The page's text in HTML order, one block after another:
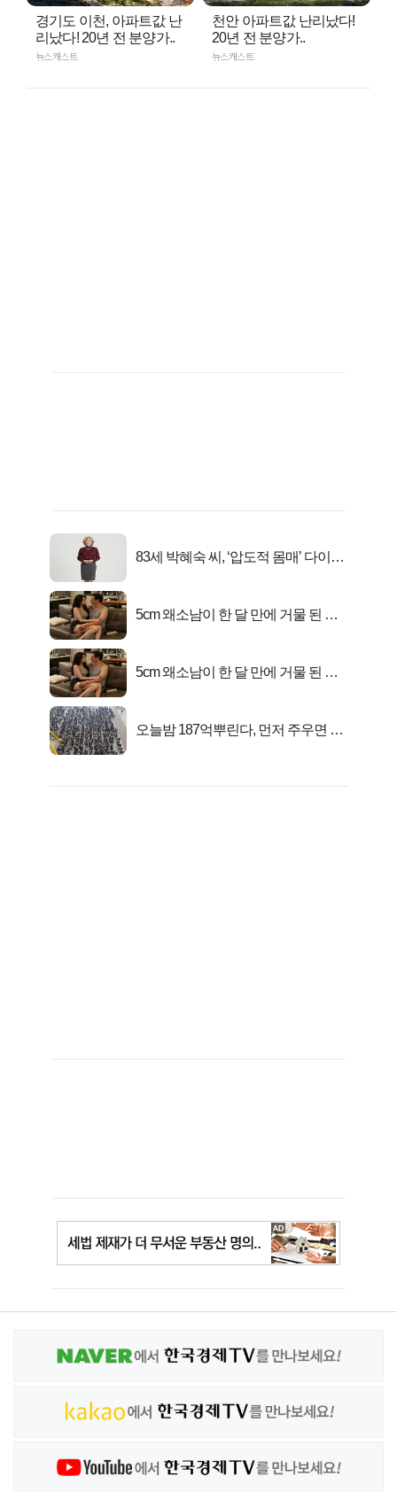
경기도 이천, 아파트값 난
리났다! 20년 전 분양가..
뉴스캐스트
천안 아파트값 난리났다!
20년 전 분양가..
뉴스캐스트
83세 박혜숙 씨, ‘압도적 몸매’ 다이어
5cm 왜소남이 한 달 만에 거물 된 사
5cm 왜소남이 한 달 만에 거물 된 사
오늘밤 187억뿌린다, 먼저 주우면 최